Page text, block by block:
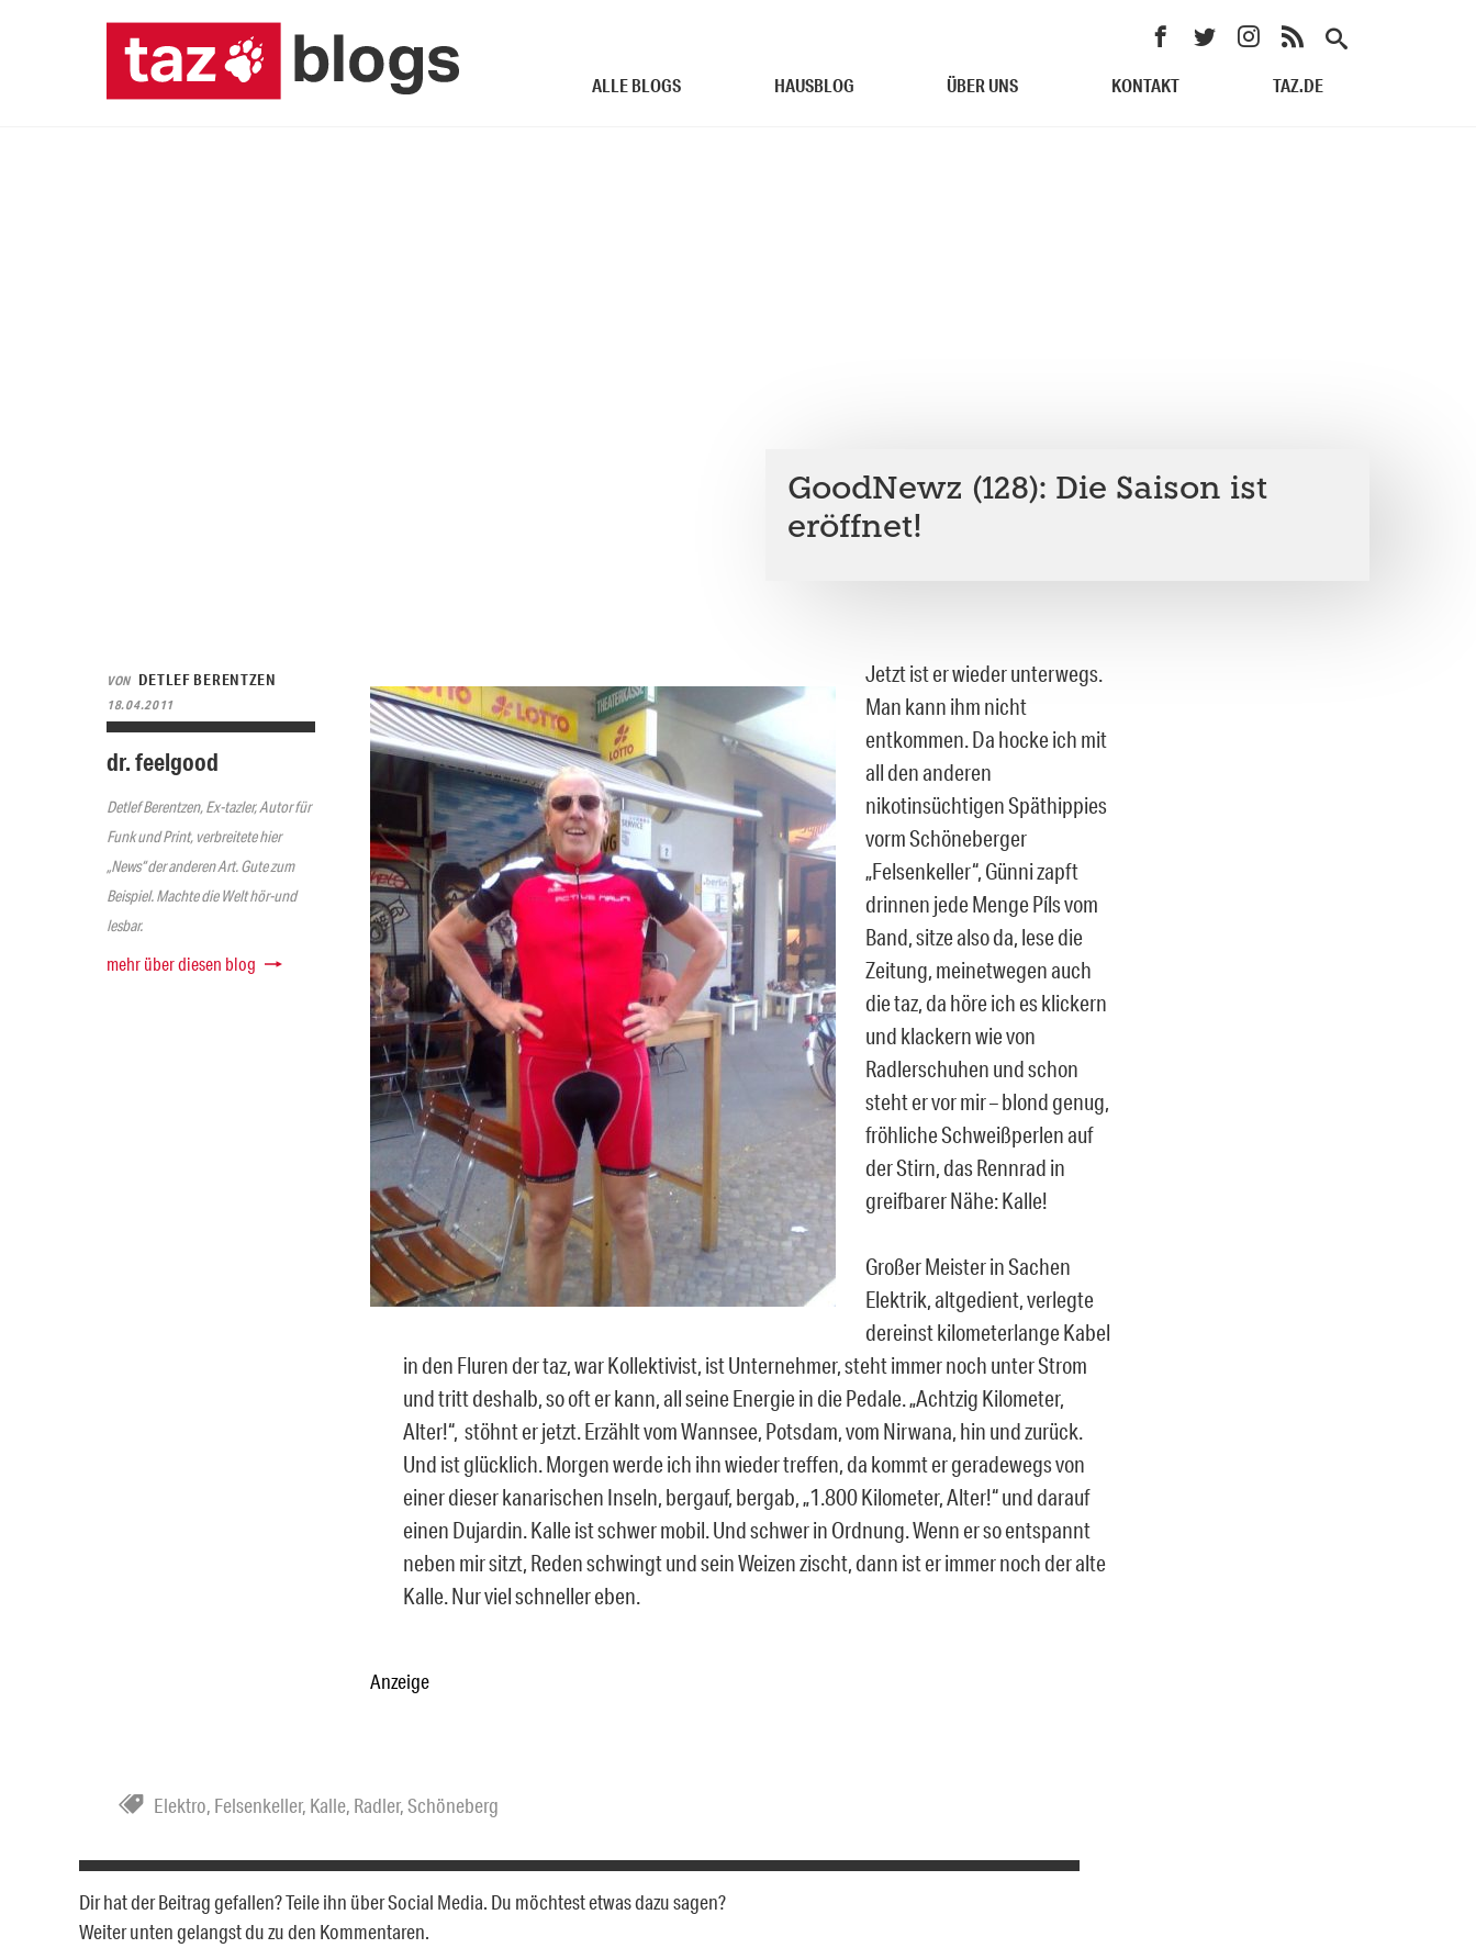
ALLE BLOGS HAUSBLOG ÜBER UNS KONTAKT TAZ.DE
GoodNewz (128): Die Saison ist
eröffnet!
VON DETLEF BERENTZEN
18.04.2011
dr. feelgood
Detlef Berentzen, Ex-tazler, Autor für
Funk und Print, verbreitete hier
„News“ der anderen Art. Gute zum
Beispiel. Machte die Welt hör-und
lesbar.
mehr über diesen blog
Jetzt ist er wieder unterwegs.
Man kann ihm nicht
entkommen. Da hocke ich mit
all den anderen
nikotinsüchtigen Späthippies
vorm Schöneberger
„Felsenkeller“, Günni zapft
drinnen jede Menge Píls vom
Band, sitze also da, lese die
Zeitung, meinetwegen auch
die taz, da höre ich es klickern
und klackern wie von
Radlerschuhen und schon
steht er vor mir – blond genug,
fröhliche Schweißperlen auf
der Stirn, das Rennrad in
greifbarer Nähe: Kalle!
Großer Meister in Sachen
Elektrik, altgedient, verlegte
dereinst kilometerlange Kabel
in den Fluren der taz, war Kollektivist, ist Unternehmer, steht immer noch unter Strom
und tritt deshalb, so oft er kann, all seine Energie in die Pedale. „Achtzig Kilometer,
Alter!“, stöhnt er jetzt. Erzählt vom Wannsee, Potsdam, vom Nirwana, hin und zurück.
Und ist glücklich. Morgen werde ich ihn wieder treffen, da kommt er geradewegs von
einer dieser kanarischen Inseln, bergauf, bergab, „1.800 Kilometer, Alter!“ und darauf
einen Dujardin. Kalle ist schwer mobil. Und schwer in Ordnung. Wenn er so entspannt
neben mir sitzt, Reden schwingt und sein Weizen zischt, dann ist er immer noch der alte
Kalle. Nur viel schneller eben.
Anzeige
Elektro, Felsenkeller, Kalle, Radler,Schöneberg
Dir hat der Beitrag gefallen? Teile ihn über Social Media. Du möchtest etwas dazu sagen?
Weiter unten gelangst du zu den Kommentaren.